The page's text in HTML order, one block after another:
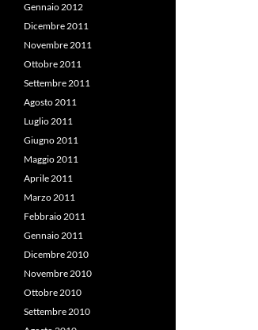
Gennaio 2012
Dicembre 2011
Novembre 2011
Ottobre 2011
Settembre 2011
Agosto 2011
Luglio 2011
Giugno 2011
Maggio 2011
Aprile 2011
Marzo 2011
Febbraio 2011
Gennaio 2011
Dicembre 2010
Novembre 2010
Ottobre 2010
Settembre 2010